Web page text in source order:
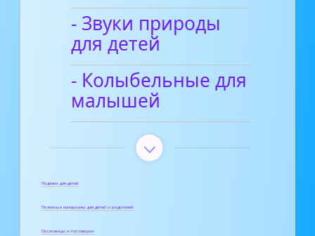
- Звуки природы
для детей
- Колыбельные для
малышей
Поделки для детей
Полезные материалы для детей и родителей
Пословицы и поговорки